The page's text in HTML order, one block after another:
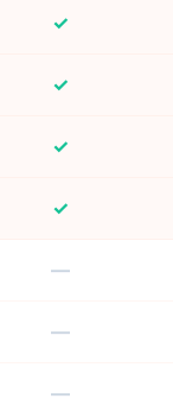
✓
✓
✓
✓
—
—
—